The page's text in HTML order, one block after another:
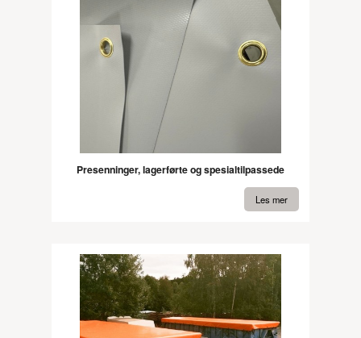
Presenninger, lagerførte og spesialtilpassede
Les mer